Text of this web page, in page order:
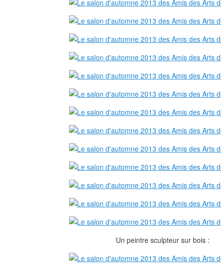
Un peintre sculpteur sur bois :